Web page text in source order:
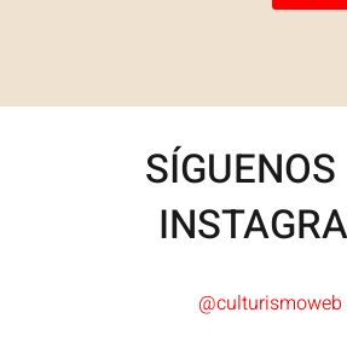
SÍGUENOS
@culturismoweb